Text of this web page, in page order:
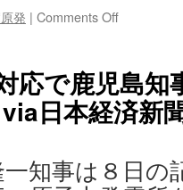
発 | Comments Offon
原
発
浸
水
策
の
応で鹿児島
日本経済新
知事は８日の